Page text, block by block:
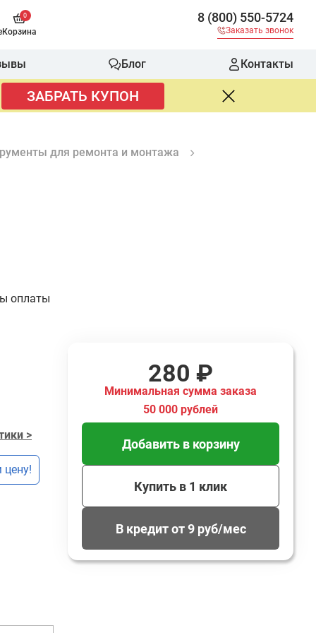
0
Корзина
8 (800) 550-5724
Заказать звонок
Блог Контакты
ЗАБРАТЬ КУПОН
для ремонта и монтажа
оплаты
>
280 ₽
Минимальная сумма заказа
50 000 рублей
Добавить в корзину
Купить в 1 клик
В кредит от 9 руб/мес